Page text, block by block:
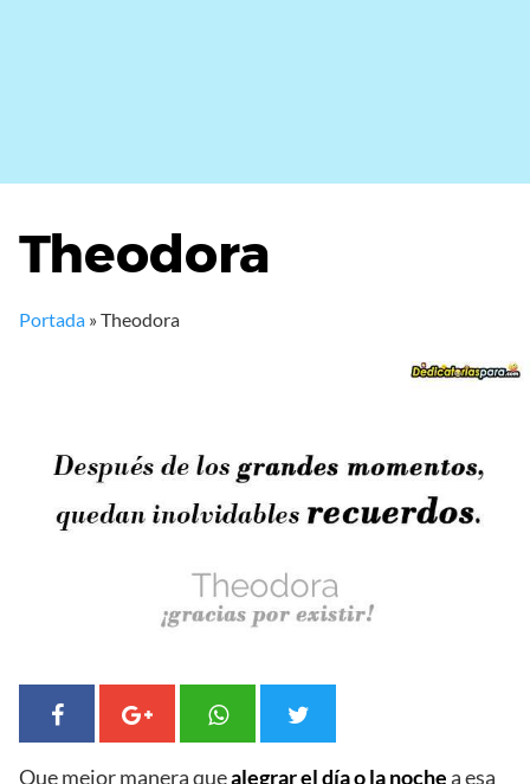
Theodora
Portada »Theodora
Que mejor manera quealegrar el día o la nochea esa